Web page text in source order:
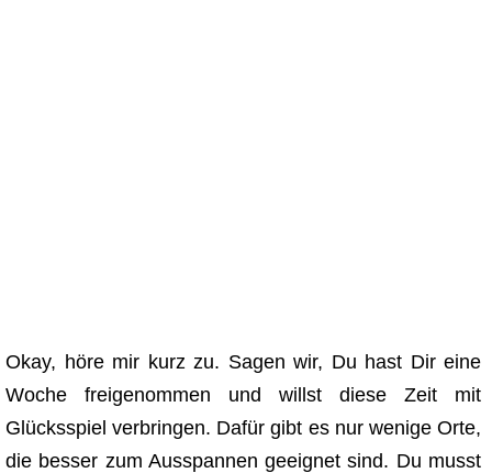
Okay, höre mir kurz zu. Sagen wir, Du hast Dir eine
Woche freigenommen und willst diese Zeit mit
Glücksspiel verbringen. Dafür gibt es nur wenige Orte,
die besser zum Ausspannen geeignet sind. Du musst